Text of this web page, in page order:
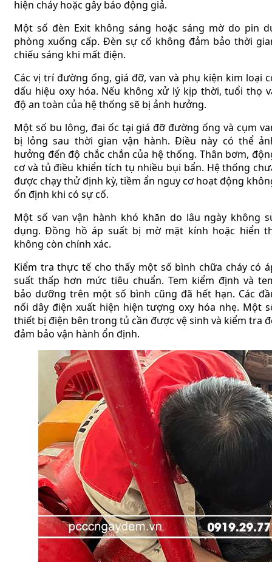
hiện cháy hoặc gây báo động giả.
Một số đèn Exit không sáng hoặc sáng mờ do pin
phòng xuống cấp. Đèn sự cố không đảm bảo thời
chiếu sáng khi mất điện.
Các vị trí đường ống, giá đỡ, van và phụ kiện kim loại
dấu hiệu oxy hóa. Nếu không xử lý kịp thời, tuổi thọ
độ an toàn của hệ thống sẽ bị ảnh hưởng.
Một số bu lông, đai ốc tại giá đỡ đường ống và cụm
bị lỏng sau thời gian vận hành. Điều này có thể
hưởng đến độ chắc chắn của hệ thống. Thân bơm,
cơ và tủ điều khiển tích tụ nhiều bụi bẩn. Hệ thống
được chạy thử định kỳ, tiềm ẩn nguy cơ hoạt động
ổn định khi có sự cố.
Một số van vận hành khó khăn do lâu ngày không
dụng. Đồng hồ áp suất bị mờ mặt kính hoặc hiển
không còn chính xác.
Kiểm tra thực tế cho thấy một số bình chữa cháy có
suất thấp hơn mức tiêu chuẩn. Tem kiểm định và
bảo dưỡng trên một số bình cũng đã hết hạn. Các
nối dây điện xuất hiện hiện tượng oxy hóa nhẹ. Một
thiết bị điện bên trong tủ cần được vệ sinh và kiểm tra
đảm bảo vận hành ổn định.